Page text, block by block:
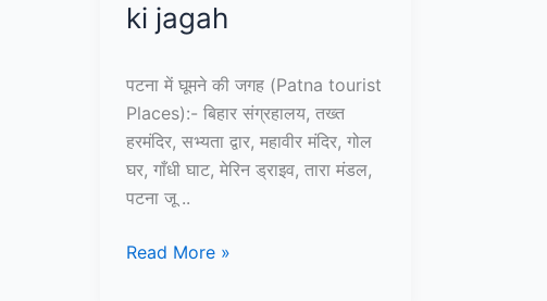
ki jagah
पटना में घूमने की जगह (Patna tourist
Places):- बिहार संग्रहालय, तख्त
हरमंदिर, सभ्यता द्वार, महावीर मंदिर, गोल
घर, गाँधी घाट, मेरिन ड्राइव, तारा मंडल,
पटना जू ..
पटना
Read More »